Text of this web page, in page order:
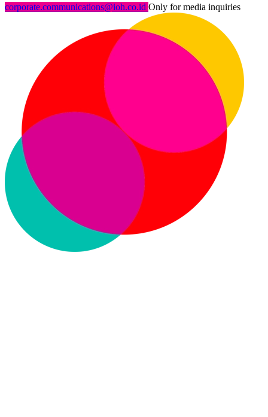
corporate.communications@ioh.co.id Only for media inquiries